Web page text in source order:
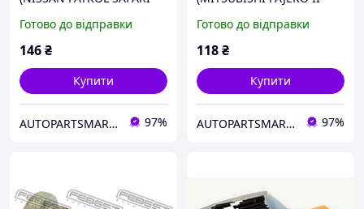
Готово до відправки
146₴
Купити
AUTOPARTSMARKET 97%
Готово до відправки
118₴
Купити
AUTOPARTSMARKET 97%